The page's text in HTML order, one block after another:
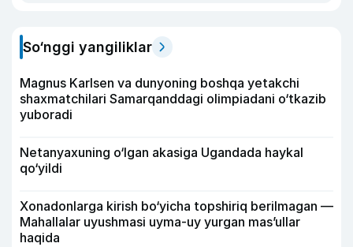
So‘nggi yangiliklar
Magnus Karlsen va dunyoning boshqa yetakchi
shaxmatchilari Samarqanddagi olimpiadani o‘tkazib
yuboradi
Netanyaxuning o‘lgan akasiga Ugandada haykal
qo‘yildi
Xonadonlarga kirish bo‘yicha topshiriq berilmagan —
Mahallalar uyushmasi uyma-uy yurgan mas’ullar
haqida